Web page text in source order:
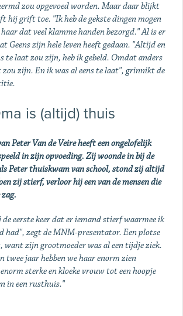
zou opgevoed worden. Maar daar blijkt
hij grift toe. "Ik heb de gekste dingen mogen
dat veel klamme handen bezorgd." Al is er
Geens zijn hele leven heeft gedaan. "Altijd en
te laat zou zijn, heb ik gebeld. Omdat anders
zou zijn. En ik was al eens te laat", grinnikt de
is (altijd) thuis
Peter Van de Veire heeft een ongelofelijk
in zijn opvoeding. Zij woonde in bij de
Peter thuiskwam van school, stond zij altijd
zij stierf, verloor hij een van de mensen die
eerste keer dat er iemand stierf waarmee ik
had", zegt de MNM-presentator. Een plotse
want zijn grootmoeder was al een tijdje ziek.
twee jaar hebben we haar enorm zien
sterke en kloeke vrouw tot een hoopje
in een rusthuis."